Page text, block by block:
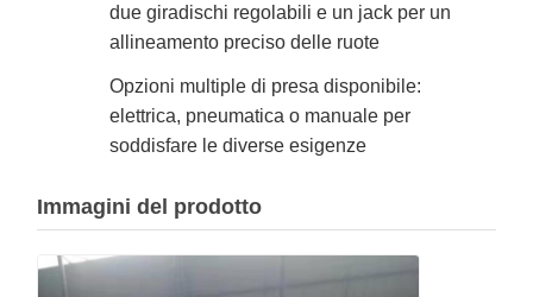
due giradischi regolabili e un jack per un
allineamento preciso delle ruote
Opzioni multiple di presa disponibile:
elettrica, pneumatica o manuale per
soddisfare le diverse esigenze
Immagini del prodotto